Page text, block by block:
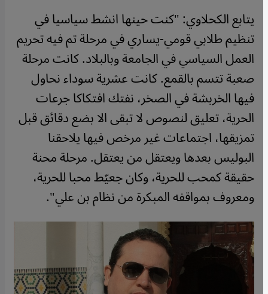
يتابع الكحلاوي: "كنت حينها انشط سياسيا في
تنظيم طلابي قومي-يساري في مرحلة تم فيه تحريم
العمل السياسي في الجامعة وبالبلاد. كانت مرحلة
صعبة تتسم بالقمع. كانت عشرية سوداء نحاول
فيها الخربشة في الصخر، نفتك افتكاكا جرعات
الحرية، تعليق لنصوص لا تبقى الا بضع دقائق قبل
تمزيقها، اجتماعات غير مرخص فيها يلاحقنا
البوليس بعدها ويعتقل من يعتقل. مرحلة محنة
حقيقة كمحب للحرية، وكان جعيّط محبا للحرية،
ومعروف بمواقفه المبكرة من نظام بن علي".